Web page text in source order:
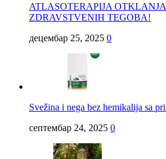
ATLASOTERAPIJA
ZDRAVSTVENIH TEGOBA!
децембар 25, 2025 0
Svežina i nega bez hemikalija sa
септембар 24, 2025 0